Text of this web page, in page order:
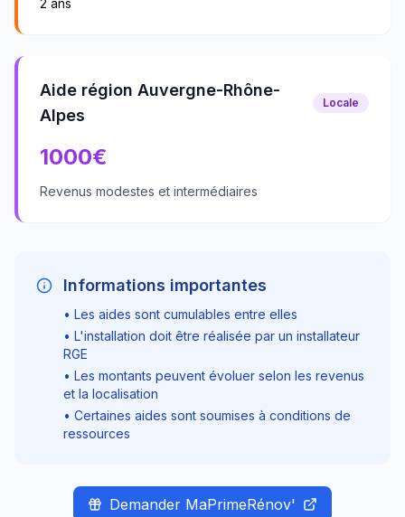
2 ans
Aide région Auvergne-Rhône-
Alpes
Locale
1000€
Revenus modestes et intermédiaires
Informations importantes
• Les aides sont cumulables entre elles
• L'installation doit être réalisée par un installateur
RGE
• Les montants peuvent évoluer selon les revenus
et la localisation
• Certaines aides sont soumises à conditions de
ressources
Demander MaPrimeRénov'